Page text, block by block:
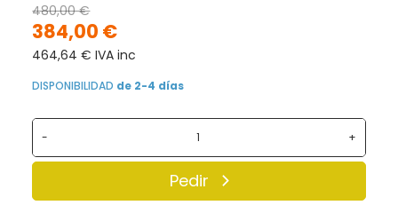
384,00 €
480,00 €
464,64 € IVA inc
DISPONIBILIDAD de 2-4 días
- +
Pedir